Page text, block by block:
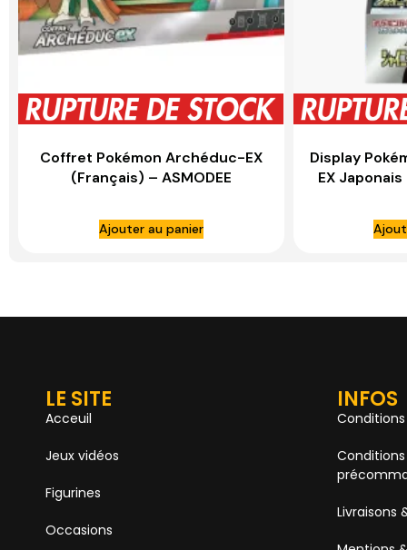
Coffret Pokémon Archéduc-EX
(Français) – ASMODEE
Ajouter au panier
Display
EX
LE SITE
Acceuil
Jeux vidéos
Figurines
Occasions
INFOS
Livraisons